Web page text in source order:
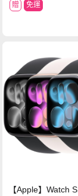
贈 免運
【Apple】Watch